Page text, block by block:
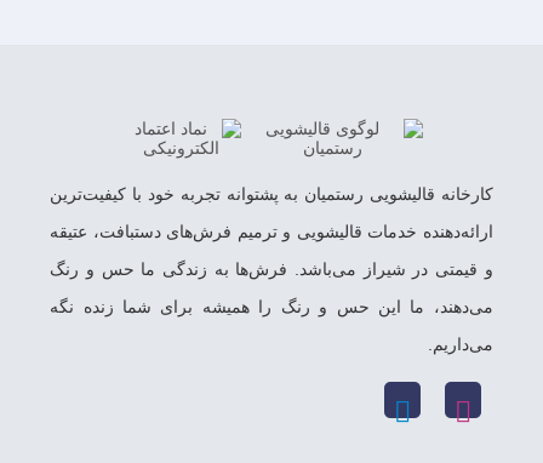
کارخانه قالیشویی رستمیان به پشتوانه تجربه خود با کیفیت‌ترین
ارائه‌دهنده خدمات قالیشویی و ترمیم فرش‌های دستبافت، عتیقه
و قیمتی در شیراز می‌باشد. فرش‌ها به زندگی ما حس و رنگ
می‌دهند، ما این حس و رنگ را همیشه برای شما زنده نگه
می‌داریم.